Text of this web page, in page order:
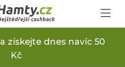
Přihlásit se
a získejte dnes navíc 50
Kč